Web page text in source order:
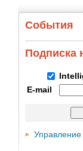
События
Подписка
E-mail
Управление